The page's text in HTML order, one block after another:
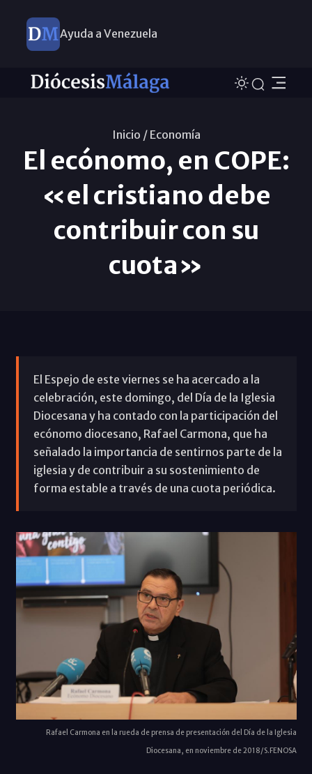
Ayuda a Venezuela
Inicio / Economí­a
El ecónomo, en COPE:
«el cristiano debe
contribuir con su
cuota»
El Espejo de este viernes se ha acercado a la
celebración, este domingo, del Día de la Iglesia
Diocesana y ha contado con la participación del
ecónomo diocesano, Rafael Carmona, que ha
señalado la importancia de sentirnos parte de la
iglesia y de contribuir a su sostenimiento de
forma estable a través de una cuota periódica.
Rafael Carmona en la rueda de prensa de presentación del Día de la Iglesia
Diocesana, en noviembre de 2018/S.FENOSA